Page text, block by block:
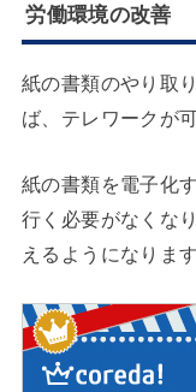
労働環境の改善
紙の書類のやり取
ば、テレワークが
紙の書類を電子化
行く必要がなくな
えるようになります